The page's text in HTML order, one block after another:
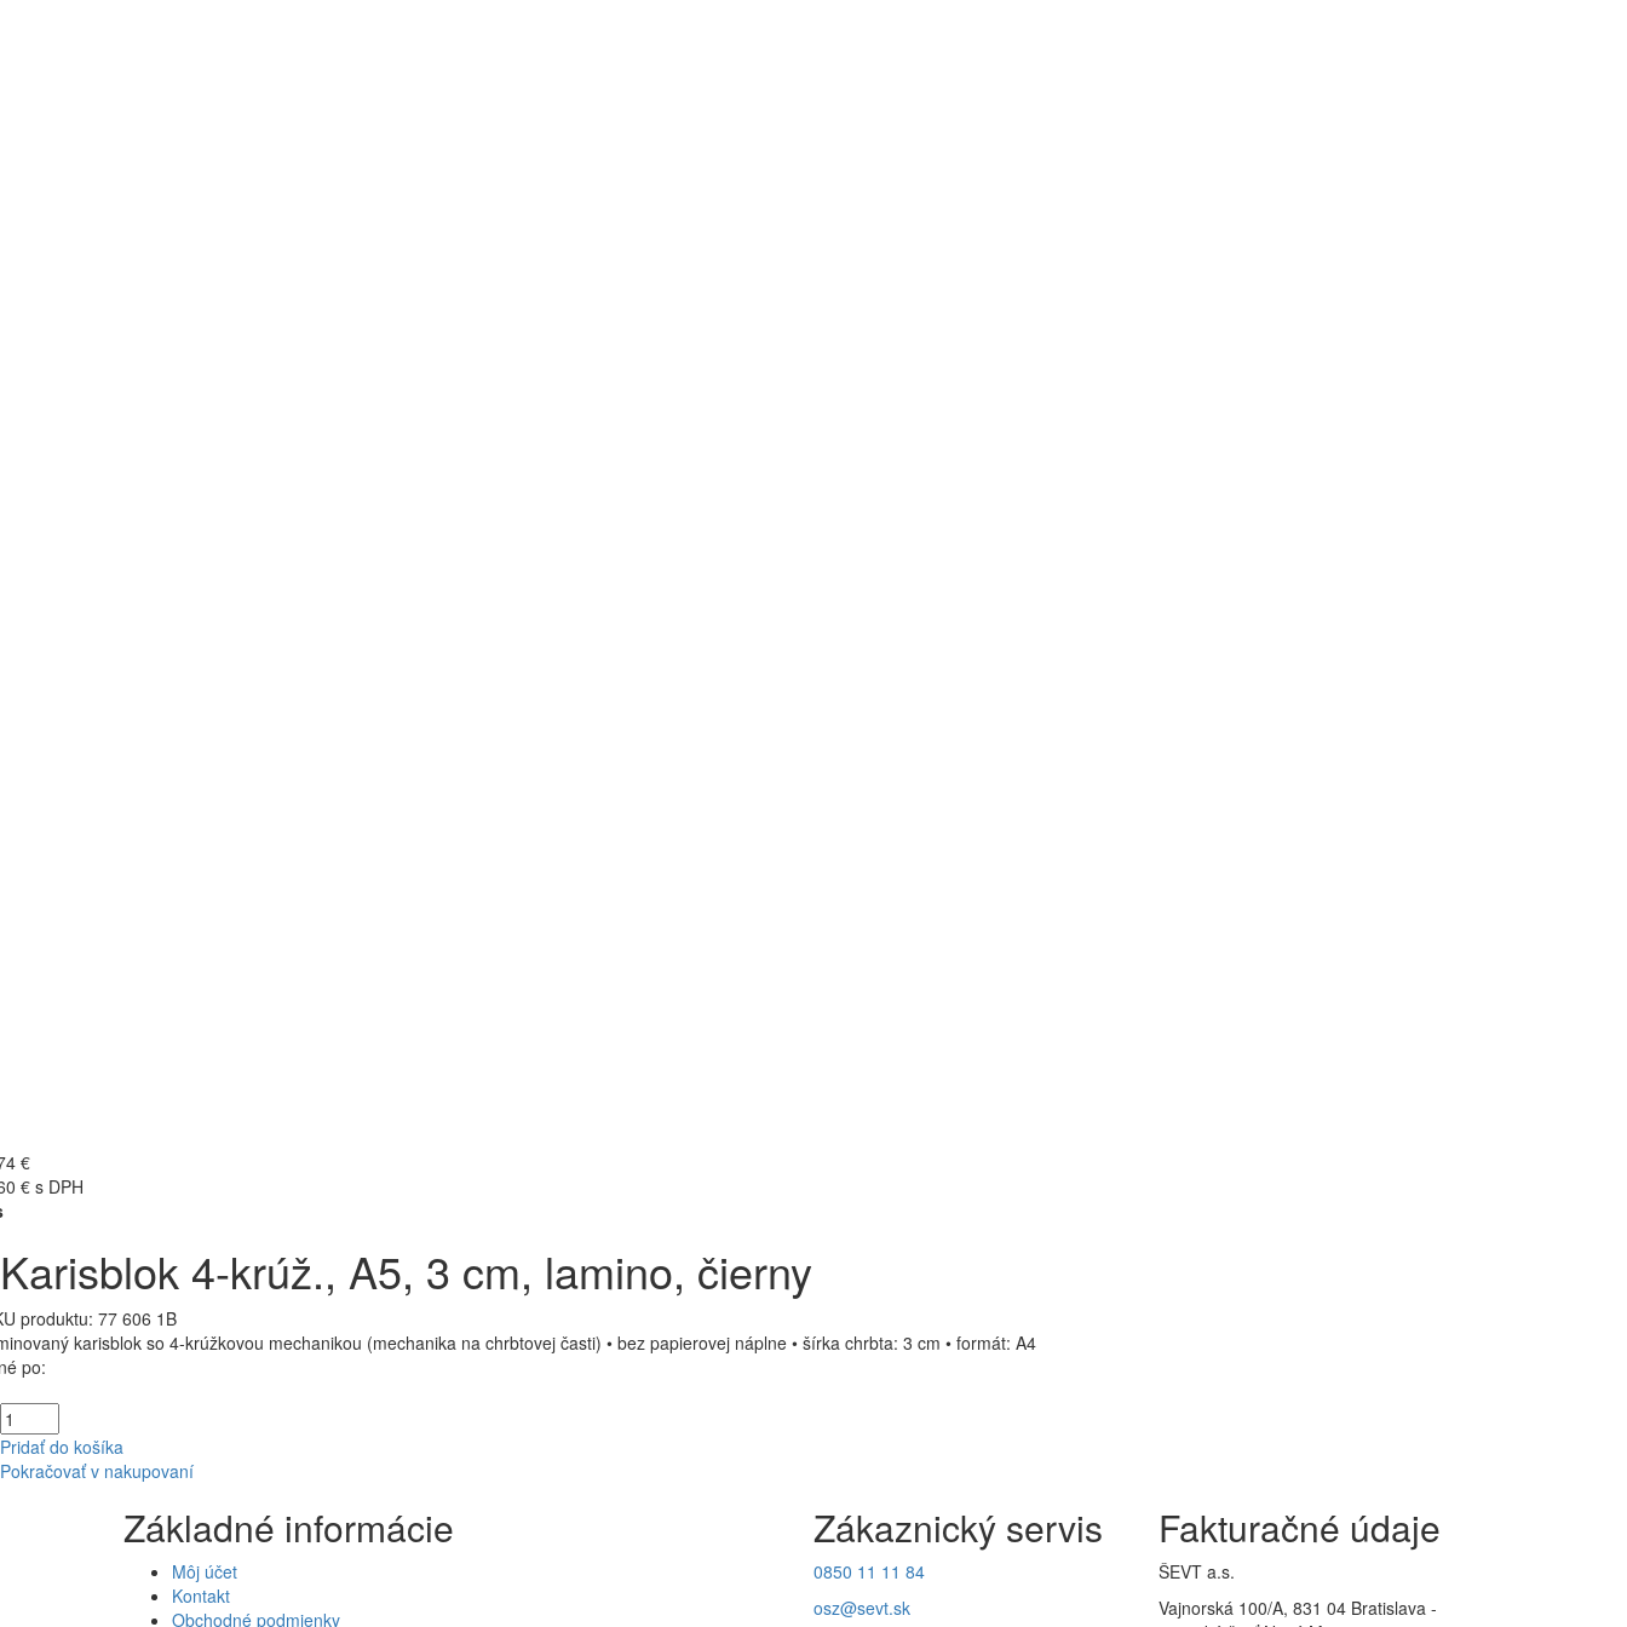
€
€ s DPH
Karisblok 4-krúž., A5, 3 cm, lamino, čierny
produktu: 77 606 1B
karisblok so 4-krúžkovou mechanikou (mechanika na chrbtovej časti) • bez papierovej náplne • šírka chrbta: 3 cm • formát: A4
po:
Pridať do košíka
Pokračovať v nakupovaní
Základné informácie
Môj účet
Kontakt
Obchodné podmienky
Zákaznický servis
0850 11 11 84
osz@sevt.sk
Fakturačné údaje
ŠEVT a.s.
Vajnorská 100/A, 831 04 Bratislava -